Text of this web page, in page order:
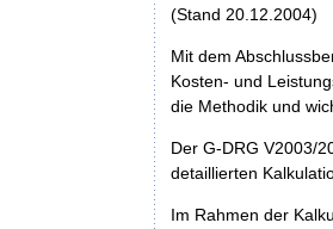
(Stand 20.12.2004)
Mit dem
Kosten- und
die Methodik und
Der G-DRG V2003/
detaillierten
Im Rahmen der